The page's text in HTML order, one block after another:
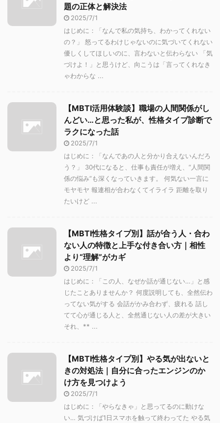
題の正体と解決法
2025/7/1
はじめに：「なんで私の気持ち、わかってくれない
の？」 怒ってるわけじゃないのに気づいてくれない
優しくしてほしいのに、言わないと伝わらない 「気
づけよ！」と思うけど、向こうは「言ってくれなき
ゃわからな ...
【MBTI活用体験談】職場の人間関係がし
んどい…と思った私が、性格タイプ診断で
ラクになった話
2025/7/1
はじめに：「なんであの人と分かり合えないんだろ
う？」 30代になると、仕事も責任が増え、“人間関
係の悩み”も深くなっていきます。 何気ない一言に
モヤモヤ 報連相が合わなくてイライラ 距離を取り
たいけど ...
【MBTI性格タイプ別】話が合う人・合わ
ない人の特徴と上手な付き合い方｜相性
より“理解”がカギ
2025/7/1
はじめに：「この人、なぜか話が通じない…」と感
じたことありませんか？ 何度説明しても、全然伝わ
ってない気がする 会話がかみ合わず、疲れる 話し
てて心が通じる人と、全然通じない人の差が大きい
それ、** ...
【MBTI性格タイプ別】やる気が出ないと
きの対処法｜自分に合ったエンジンのか
け方を見つけよう
2025/7/1
はじめに：「やらなきゃ」と思ってるのに動けな
い… 気づけば1日スマホを触って終わってた やる気